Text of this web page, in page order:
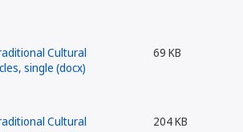
69 KB
204 KB